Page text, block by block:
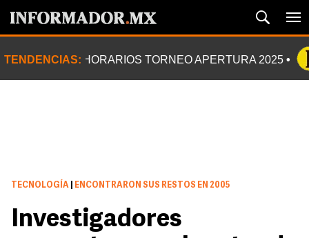
TENDENCIAS: HORARIOS TORNEO APERTURA 2025
TECNOLOGÍA ENCONTRARON SUS RESTOS EN 2005
Investigadores